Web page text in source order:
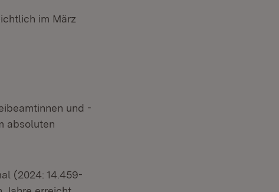
im März
und -
absoluten
(2024: 14.459-